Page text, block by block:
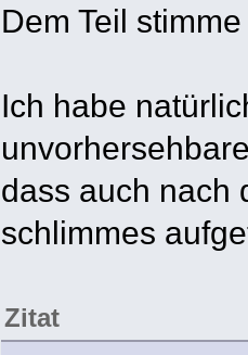
Dem Teil
Ich habe
dass auch nach
schlimmes
Zitat